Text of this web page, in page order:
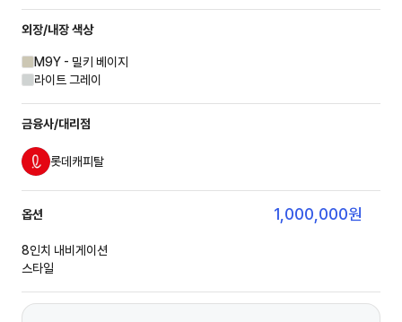
외장/내장색상
M9Y - 밀키 베이지
라이트 그레이
금융사/대리점
롯데캐피탈
옵션 1,000,000원
8인치 내비게이션
스타일